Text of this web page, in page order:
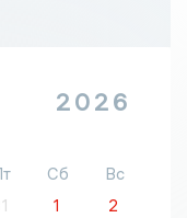
2026
Сб
Вс
1
2